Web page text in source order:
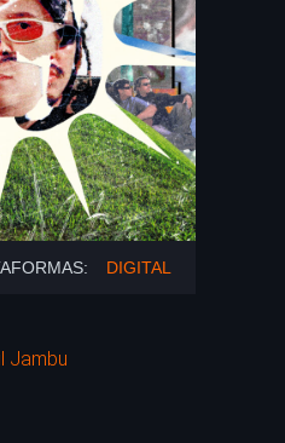
DIGITAL
Jambu